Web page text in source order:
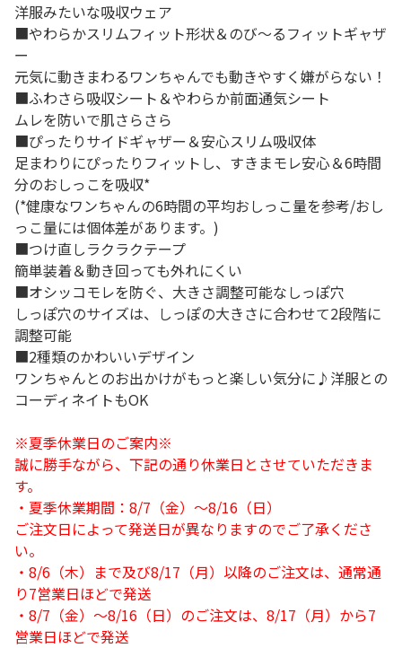
洋服みたいな吸収ウェア
■やわらかスリムフィット形状＆のび～るフィットギャザ
ー
元気に動きまわるワンちゃんでも動きやすく嫌がらない！
■ふわさら吸収シート＆やわらか前面通気シート
ムレを防いで肌さらさら
■ぴったりサイドギャザー＆安心スリム吸収体
足まわりにぴったりフィットし、すきまモレ安心＆6時間
分のおしっこを吸収*
(*健康なワンちゃんの6時間の平均おしっこ量を参考/おし
っこ量には個体差があります。)
■つけ直しラクラクテープ
簡単装着＆動き回っても外れにくい
■オシッコモレを防ぐ、大きさ調整可能なしっぽ穴
しっぽ穴のサイズは、しっぽの大きさに合わせて2段階に
調整可能
■2種類のかわいいデザイン
ワンちゃんとのお出かけがもっと楽しい気分に♪洋服との
コーディネイトもOK
※夏季休業日のご案内※
誠に勝手ながら、下記の通り休業日とさせていただきま
す。
・夏季休業期間：8/7（金）～8/16（日）
ご注文日によって発送日が異なりますのでご了承くださ
い。
・8/6（木）まで及び8/17（月）以降のご注文は、通常通
り7営業日ほどで発送
・8/7（金）～8/16（日）のご注文は、8/17（月）から7
営業日ほどで発送